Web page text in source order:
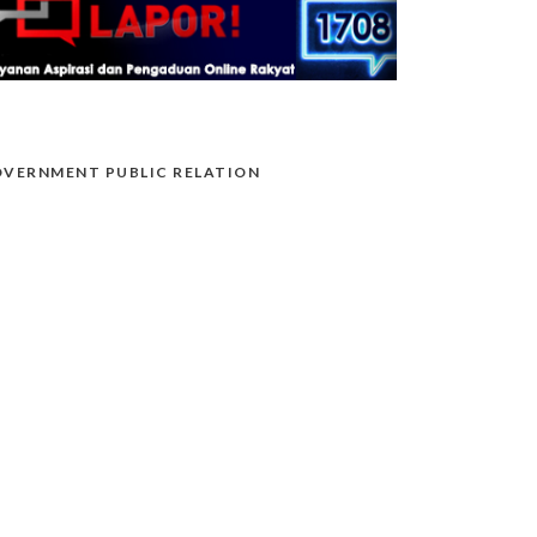
PUBLIC RELATION